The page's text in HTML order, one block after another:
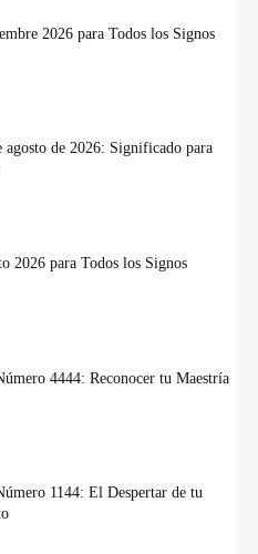
2026 para Todos los Signos
agosto de 2026: Significado para
2026 para Todos los Signos
4444: Reconocer tu Maestría
1144: El Despertar de tu